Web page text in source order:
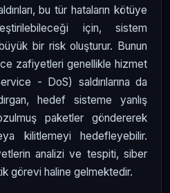
bu tür hataların kötüye
için, sistem
bir risk oluşturur. Bunun
zafiyetleri genellikle hizmet
- DoS) saldırılarına da
hedef sisteme yanlış
paketler göndererek
kilitlemeyi hedefleyebilir.
analizi ve tespiti, siber
görevi haline gelmektedir.